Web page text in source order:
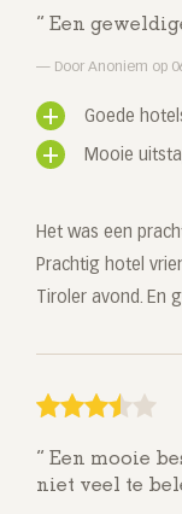
Een
Door Anoniem op
Goede
Mooie
Het was een
Prachtig hotel
Tiroler avond. En
Een mooie
niet veel te